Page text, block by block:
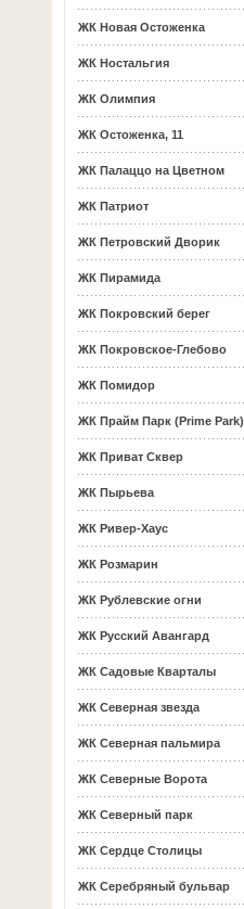
ЖК Новая Остоженка
ЖК Ностальгия
ЖК Олимпия
ЖК Остоженка, 11
ЖК Палаццо на Цветном
ЖК Патриот
ЖК Петровский Дворик
ЖК Пирамида
ЖК Покровский берег
ЖК Покровское-Глебово
ЖК Помидор
ЖК Прайм Парк (Prime Park)
ЖК Приват Сквер
ЖК Пырьева
ЖК Ривер-Хаус
ЖК Розмарин
ЖК Рублевские огни
ЖК Русский Авангард
ЖК Садовые Кварталы
ЖК Северная звезда
ЖК Северная пальмира
ЖК Северные Ворота
ЖК Северный парк
ЖК Сердце Столицы
ЖК Серебряный бульвар